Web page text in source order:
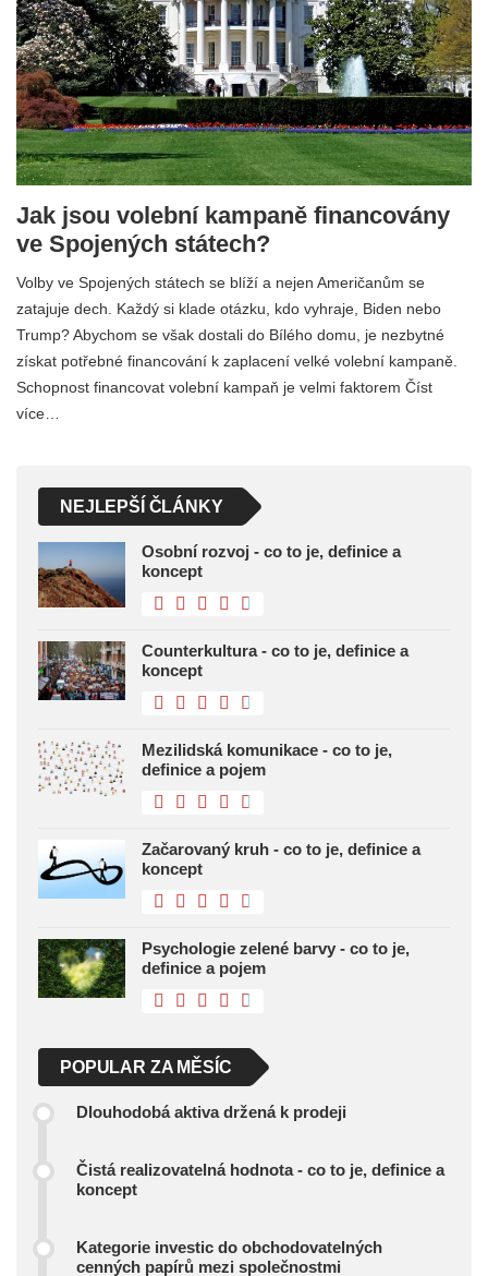
Jak jsou volební kampaně financovány
ve Spojených státech?
Volby ve Spojených státech se blíží a nejen Američanům se
zatajuje dech. Každý si klade otázku, kdo vyhraje, Biden nebo
Trump? Abychom se však dostali do Bílého domu, je nezbytné
získat potřebné financování k zaplacení velké volební kampaně.
Schopnost financovat volební kampaň je velmi faktorem Číst
více…
NEJLEPŠÍ ČLÁNKY
Osobní rozvoj - co to je, definice a
koncept
Counterkultura - co to je, definice a
koncept
Mezilidská komunikace - co to je,
definice a pojem
Začarovaný kruh - co to je, definice a
koncept
Psychologie zelené barvy - co to je,
definice a pojem
POPULAR ZA MĚSÍC
Dlouhodobá aktiva držená k prodeji
Čistá realizovatelná hodnota - co to je, definice a
koncept
Kategorie investic do obchodovatelných
cenných papírů mezi společnostmi